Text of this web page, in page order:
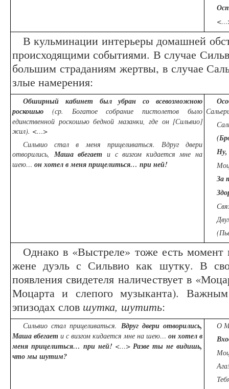
В кульминации интерьеры домашней
происходящими событиями. В случае
большим страданиям жертвы, в случае
злые намерения:
Обширный кабинет был убран со всевозможною
роскошью (ср. Богатое собрание пистолетов было
единственной роскошью бедной мазанки, где он [Сильвио]
жил). <…>
Сильвио стал в меня прицеливаться. Вдруг двери
отворились, Маша вбегает и с визгом кидается мне на
шею… он хотел в меня прицелиться… при ней!
За
Однако в «Выстреле» тоже есть момент
жене дуэль с Сильвио как шутку. В
появления свидетеля наличествует в
Моцарта и слепого музыканта). Важным
эпизодах слов шутка, шутить:
Сильвио стал прицеливаться. Вдруг двери отворились,
Маша вбегает и с визгом кидается мне на шею… он хотел в
меня прицелиться… при ней! <…>Разве ты не видишь,
что мы шутим?
О